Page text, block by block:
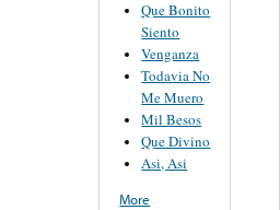
Que Bonito
Siento
Venganza
Todavia No
Me Muero
Mil Besos
Que Divino
Asi, Asi
More